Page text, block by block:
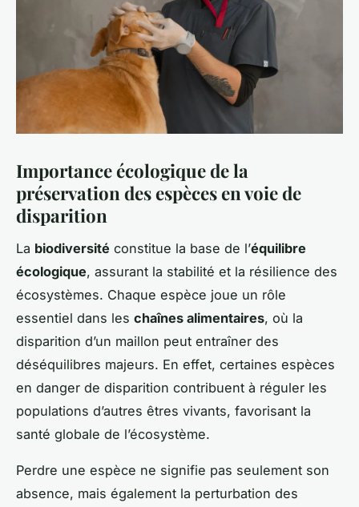
Importance écologique de la
préservation des espèces en voie de
disparition
La biodiversité constitue la base de l’équilibre
écologique, assurant la stabilité et la résilience des
écosystèmes. Chaque espèce joue un rôle
essentiel dans les chaînes alimentaires, où la
disparition d’un maillon peut entraîner des
déséquilibres majeurs. En effet, certaines espèces
en danger de disparition contribuent à réguler les
populations d’autres êtres vivants, favorisant la
santé globale de l’écosystème.
Perdre une espèce ne signifie pas seulement son
absence, mais également la perturbation des